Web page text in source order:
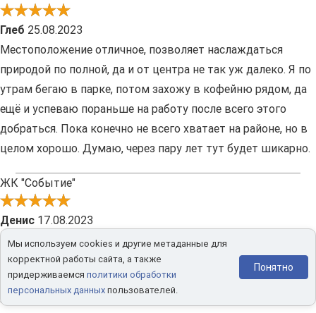
Глеб 25.08.2023
Местоположение отличное, позволяет наслаждаться
природой по полной, да и от центра не так уж далеко. Я по
утрам бегаю в парке, потом захожу в кофейню рядом, да
ещё и успеваю пораньше на работу после всего этого
добраться. Пока конечно не всего хватает на районе, но в
целом хорошо. Думаю, через пару лет тут будет шикарно.
ЖК "Событие"
Денис 17.08.2023
Хорошо продумано расположение очередей - сданным
корпусам строящиеся мешать совсем не будут. Мы в
первой очереди к ремонту приступили, и думаем, как
закончим - сразу заедем, очень уж удобно тут)
Мы используем cookies и другие метаданные для
корректной работы сайта, а также
придерживаемся политики обработки
персональных данных пользователей.
Понятно